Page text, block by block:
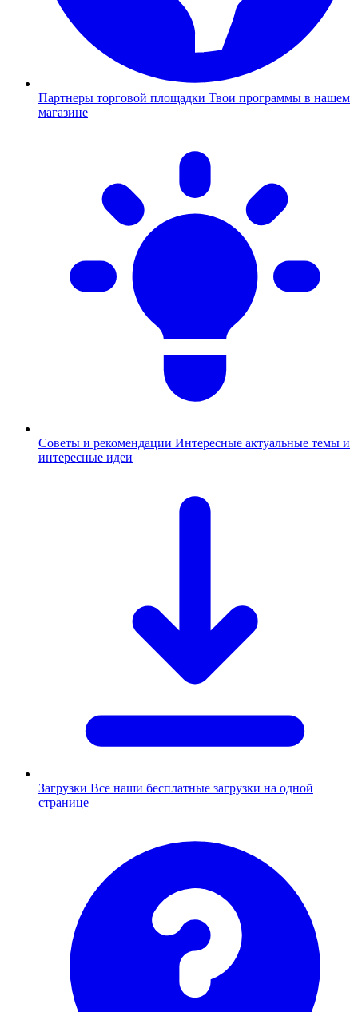
Партнеры торговой площадки Твои программы в нашем
магазине
Советы и рекомендации Интересные актуальные темы и
интересные идеи
Загрузки Все наши бесплатные загрузки на одной
странице